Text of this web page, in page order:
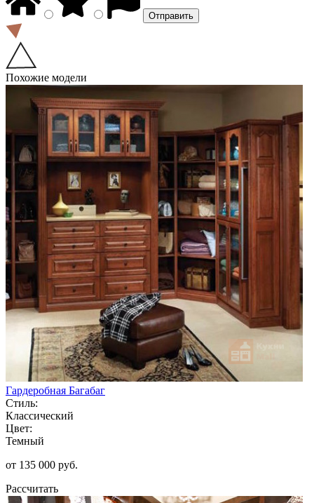
Похожие модели
Гардеробная Багабаг
Стиль:
Классический
Цвет:
Темный
от 135 000 руб.
Рассчитать